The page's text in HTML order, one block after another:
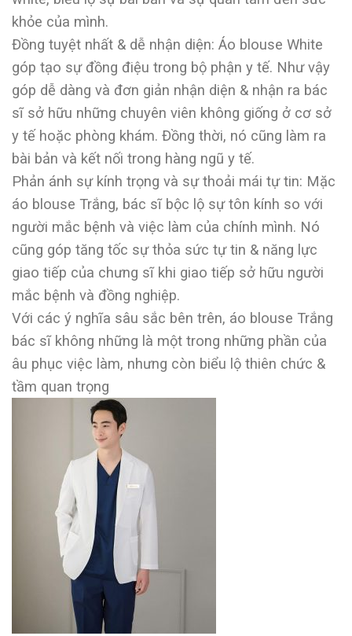
khỏe của mình.
Đồng tuyệt nhất & dễ nhận diện: Áo blouse White
góp tạo sự đồng điệu trong bộ phận y tế. Như vậy
góp dễ dàng và đơn giản nhận diện & nhận ra bác
sĩ sở hữu những chuyên viên không giống ở cơ sở
y tế hoặc phòng khám. Đồng thời, nó cũng làm ra
bài bản và kết nối trong hàng ngũ y tế.
Phản ánh sự kính trọng và sự thoải mái tự tin: Mặc
áo blouse Trắng, bác sĩ bộc lộ sự tôn kính so với
người mắc bệnh và việc làm của chính mình. Nó
cũng góp tăng tốc sự thỏa sức tự tin & năng lực
giao tiếp của chưng sĩ khi giao tiếp sở hữu người
mắc bệnh và đồng nghiệp.
Với các ý nghĩa sâu sắc bên trên, áo blouse Trắng
bác sĩ không những là một trong những phần của
âu phục việc làm, nhưng còn biểu lộ thiên chức &
tầm quan trọng